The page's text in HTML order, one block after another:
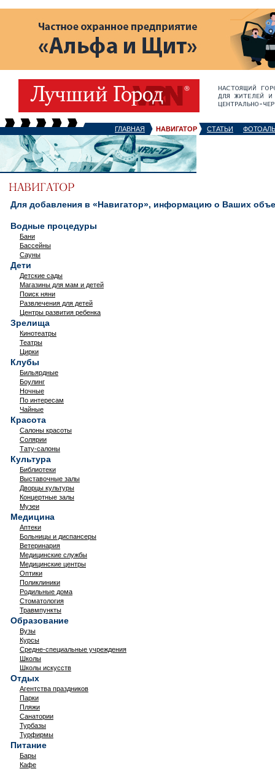
ГЛАВНАЯ НАВИГАТОР СТАТЬИ
Для добавления в «Навигатор», информацию о Ваших
Водные процедуры
Бани
Бассейны
Сауны
Дети
Детские сады
Магазины для мам и детей
Поиск няни
Развлечения для детей
Центры развития ребенка
Зрелища
Кинотеатры
Театры
Цирки
Клубы
Бильярдные
Боулинг
Ночные
По интересам
Чайные
Красота
Салоны красоты
Солярии
Тату-салоны
Культура
Библиотеки
Выставочные залы
Дворцы культуры
Концертные залы
Музеи
Медицина
Аптеки
Больницы и диспансеры
Ветеринария
Медицинские службы
Медицинские центры
Оптики
Поликлиники
Родильные дома
Стоматология
Травмпункты
Образование
Вузы
Курсы
Средне-специальные учреждения
Школы
Школы искусств
Отдых
Агентства праздников
Парки
Пляжи
Санатории
Турбазы
Турфирмы
Питание
Бары
Кафе